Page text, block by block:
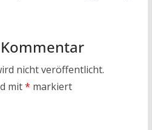
nicht veröffentlicht.
mit* markiert